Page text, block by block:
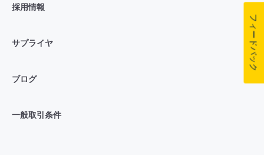
採用情報
サプライヤ
ブログ
一般取引条件
フィードバック